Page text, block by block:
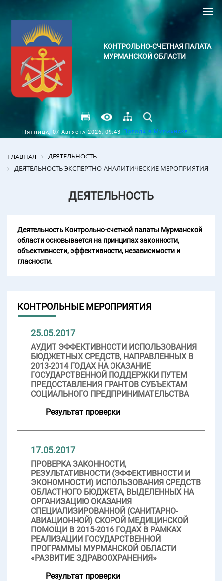
КОНТРОЛЬНО-СЧЕТНАЯ ПАЛАТА
МУРМАНСКОЙ ОБЛАСТИ
Пятница, 07 Августа 2026, 09:43 Погода в Мурманске
ГЛАВНАЯ
ДЕЯТЕЛЬНОСТЬ
ДЕЯТЕЛЬНОСТЬ ЭКСПЕРТНО-АНАЛИТИЧЕСКИЕ МЕРОПРИЯТИЯ
ДЕЯТЕЛЬНОСТЬ
Деятельность Контрольно-счетной палаты Мурманской
области основывается на принципах законности,
объективности, эффективности, независимости и
гласности.
КОНТРОЛЬНЫЕ МЕРОПРИЯТИЯ
25.05.2017
АУДИТ ЭФФЕКТИВНОСТИ ИСПОЛЬЗОВАНИЯ
БЮДЖЕТНЫХ СРЕДСТВ, НАПРАВЛЕННЫХ В
2013-2014 ГОДАХ НА ОКАЗАНИЕ
ГОСУДАРСТВЕННОЙ ПОДДЕРЖКИ ПУТЕМ
ПРЕДОСТАВЛЕНИЯ ГРАНТОВ СУБЪЕКТАМ
СОЦИАЛЬНОГО ПРЕДПРИНИМАТЕЛЬСТВА
Результат проверки
17.05.2017
ПРОВЕРКА ЗАКОННОСТИ,
РЕЗУЛЬТАТИВНОСТИ (ЭФФЕКТИВНОСТИ И
ЭКОНОМНОСТИ) ИСПОЛЬЗОВАНИЯ СРЕДСТВ
ОБЛАСТНОГО БЮДЖЕТА, ВЫДЕЛЕННЫХ НА
ОРГАНИЗАЦИЮ ОКАЗАНИЯ
СПЕЦИАЛИЗИРОВАННОЙ (САНИТАРНО-
АВИАЦИОННОЙ) СКОРОЙ МЕДИЦИНСКОЙ
ПОМОЩИ В 2015-2016 ГОДАХ В РАМКАХ
РЕАЛИЗАЦИИ ГОСУДАРСТВЕННОЙ
ПРОГРАММЫ МУРМАНСКОЙ ОБЛАСТИ
«РАЗВИТИЕ ЗДРАВООХРАНЕНИЯ»
Результат проверки